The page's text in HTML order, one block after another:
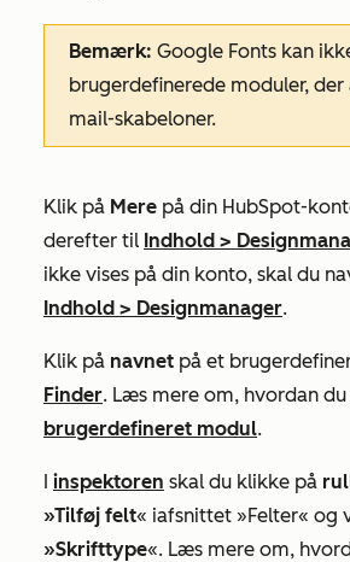
Bemærk: Google Fonts kan
brugerdefinerede moduler, der
mail-skabeloner.
Klik på Mere på din HubSpot-
derefter til Indhold >
ikke vises på din konto, skal du
Indhold > Designmanager.
Klik på navnet på et
Finder. Læs mere om, hvordan du
brugerdefineret modul.
I inspektoren skal du klikke på
»Tilføj felt« iafsnittet »Felter« og
»Skrifttype«. Læs mere om,